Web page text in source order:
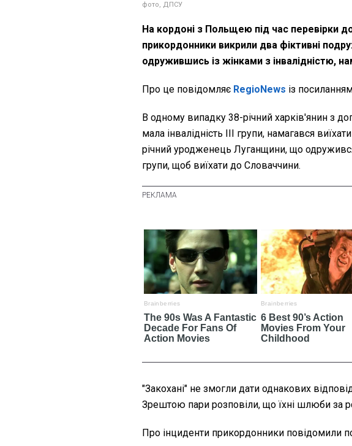
фото, ДПСУ
На кордоні з Польщею під час перевірки
прикордонники викрили два фіктивні
одружившись із жінками з інвалідністю,
Про це повідомляє RegioNews із
В одному випадку 38-річний харків'янин з
мала інвалідність III групи, намагався
річний уродженець Луганщини, що
групи, щоб виїхати до Словаччини.
"Закохані" не змогли дати однакових
Зрештою пари розповіли, що їхні шлюби за
Про інциденти прикордонники повідомили